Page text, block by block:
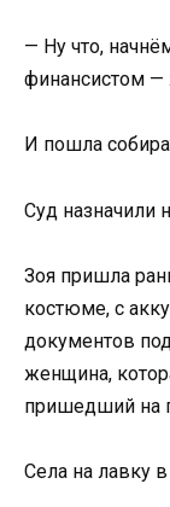
— Ну что,
финансистом —
И пошла
Суд назначили
Зоя пришла
костюме, с
документов
женщина,
пришедший на
Села на лавку